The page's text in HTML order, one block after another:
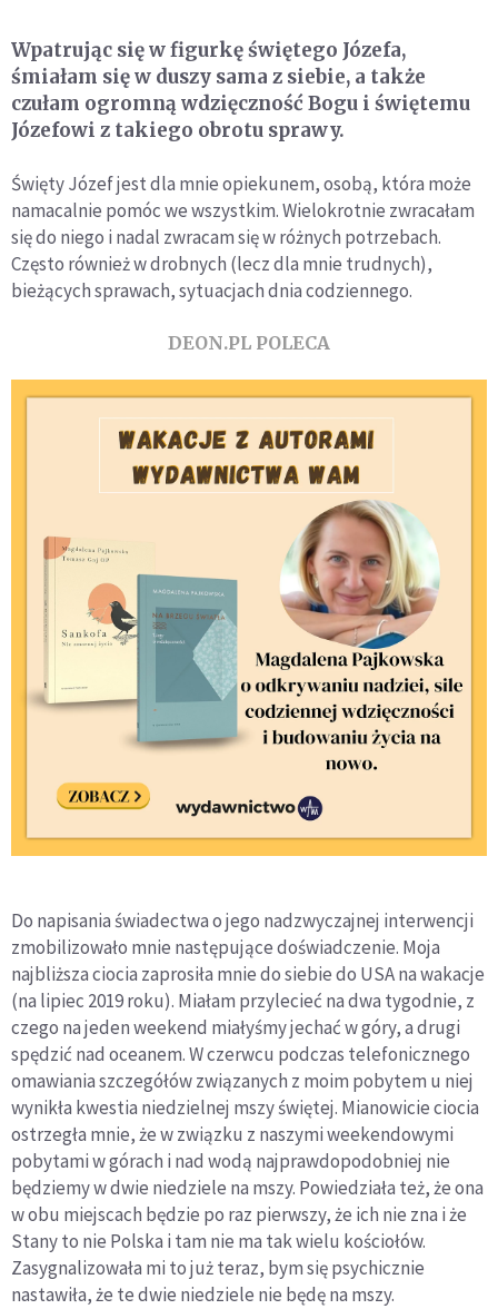
Wpatrując się w figurkę świętego Józefa,
śmiałam się w duszy sama z siebie, a także
czułam ogromną wdzięczność Bogu i świętemu
Józefowi z takiego obrotu sprawy.
Święty Józef jest dla mnie opiekunem, osobą, która może
namacalnie pomóc we wszystkim. Wielokrotnie zwracałam
się do niego i nadal zwracam się w różnych potrzebach.
Często również w drobnych (lecz dla mnie trudnych),
bieżących sprawach, sytuacjach dnia codziennego.
DEON.PL POLECA
Do napisania świadectwa o jego nadzwyczajnej interwencji
zmobilizowało mnie następujące doświadczenie. Moja
najbliższa ciocia zaprosiła mnie do siebie do USA na wakacje
(na lipiec 2019 roku). Miałam przylecieć na dwa tygodnie, z
czego na jeden weekend miałyśmy jechać w góry, a drugi
spędzić nad oceanem. W czerwcu podczas telefonicznego
omawiania szczegółów związanych z moim pobytem u niej
wynikła kwestia niedzielnej mszy świętej. Mianowicie ciocia
ostrzegła mnie, że w związku z naszymi weekendowymi
pobytami w górach i nad wodą najprawdopodobniej nie
będziemy w dwie niedziele na mszy. Powiedziała też, że ona
w obu miejscach będzie po raz pierwszy, że ich nie zna i że
Stany to nie Polska i tam nie ma tak wielu kościołów.
Zasygnalizowała mi to już teraz, bym się psychicznie
nastawiła, że te dwie niedziele nie będę na mszy.